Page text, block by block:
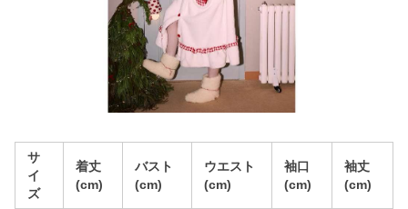
サ
イ
ズ
着丈
(cm)
バスト
(cm)
ウエスト
(cm)
袖口
(cm)
袖丈
(cm)